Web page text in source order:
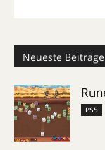
Neueste Beiträge
PS5